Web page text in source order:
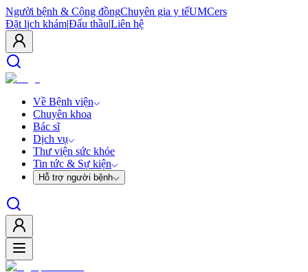
Người bệnh & Cộng đồngChuyên gia y tếUMCers
Đặt lịch khám|Đấu thầu|Liên hệ
Về Bệnh viện
Chuyên khoa
Bác sĩ
Dịch vụ
Thư viện sức khỏe
Tin tức & Sự kiện
Hỗ trợ người bệnh